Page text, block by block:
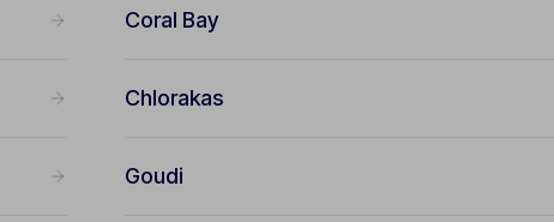
Coral Bay
Chlorakas
Goudi